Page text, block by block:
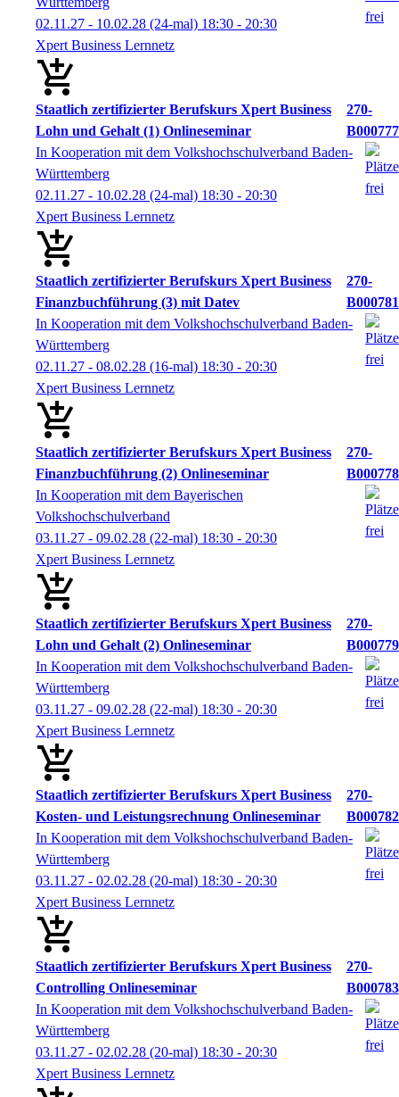
02.11.27 - 10.02.28 (24-mal) 18:30 - 20:30
Xpert Business Lernnetz
Staatlich zertifizierter Berufskurs Xpert Business
Lohn und Gehalt (1) Onlineseminar
270-
B000777
In Kooperation mit dem Volkshochschulverband Baden-
Württemberg
02.11.27 - 10.02.28 (24-mal) 18:30 - 20:30
Xpert Business Lernnetz
Staatlich zertifizierter Berufskurs Xpert Business
Finanzbuchführung (3) mit Datev
270-
B000781
In Kooperation mit dem Volkshochschulverband Baden-
Württemberg
02.11.27 - 08.02.28 (16-mal) 18:30 - 20:30
Xpert Business Lernnetz
Staatlich zertifizierter Berufskurs Xpert Business
Finanzbuchführung (2) Onlineseminar
270-
B000778
In Kooperation mit dem Bayerischen
Volkshochschulverband
03.11.27 - 09.02.28 (22-mal) 18:30 - 20:30
Xpert Business Lernnetz
Staatlich zertifizierter Berufskurs Xpert Business
Lohn und Gehalt (2) Onlineseminar
270-
B000779
In Kooperation mit dem Volkshochschulverband Baden-
Württemberg
03.11.27 - 09.02.28 (22-mal) 18:30 - 20:30
Xpert Business Lernnetz
Staatlich zertifizierter Berufskurs Xpert Business
Kosten- und Leistungsrechnung Onlineseminar
270-
B000782
In Kooperation mit dem Volkshochschulverband Baden-
Württemberg
03.11.27 - 02.02.28 (20-mal) 18:30 - 20:30
Xpert Business Lernnetz
Staatlich zertifizierter Berufskurs Xpert Business
Controlling Onlineseminar
270-
B000783
In Kooperation mit dem Volkshochschulverband Baden-
Württemberg
03.11.27 - 02.02.28 (20-mal) 18:30 - 20:30
Xpert Business Lernnetz